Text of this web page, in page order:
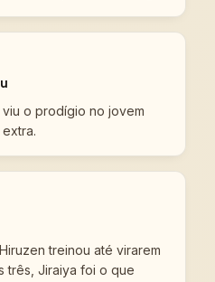
o prodígio no jovem
treinou até virarem
três, Jiraiya foi o que